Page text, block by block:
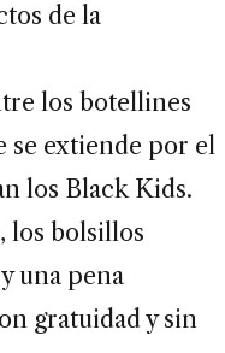
de la
los botellines
se extiende por el
los Black Kids.
los bolsillos
una pena
gratuidad y sin